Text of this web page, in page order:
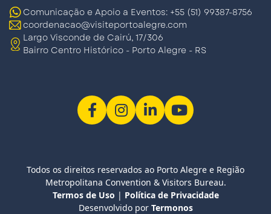
Comunicação e Apoio a Eventos: +55 (51) 99387-8756
coordenacao@visiteportoalegre.com
Largo Visconde de Cairú, 17/306
Bairro Centro Histórico - Porto Alegre - RS
Todos os direitos reservados ao Porto Alegre e Região
Metropolitana Convention & Visitors Bureau.
Termos de Uso | Política de Privacidade
Desenvolvido por Termonos